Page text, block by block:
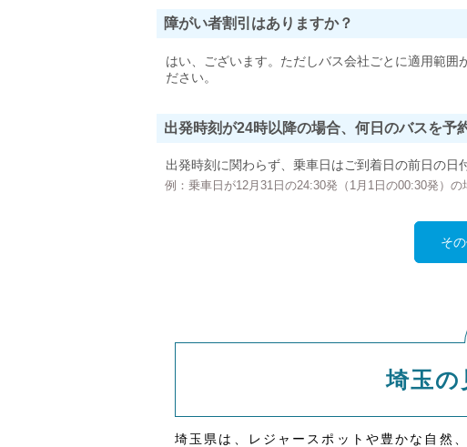
障がい者割引はありますか？
はい、ございます。ただしバス会社ごとに適用範囲
ださい。
出発時刻が24時以降の場合、何日のバスを予
出発時刻に関わらず、乗車日はご到着日の前日の日
例：乗車日が12月31日の24:30発（1月1日の00:30発）
そ
埼玉の
埼玉県は、レジャースポットや豊かな自然